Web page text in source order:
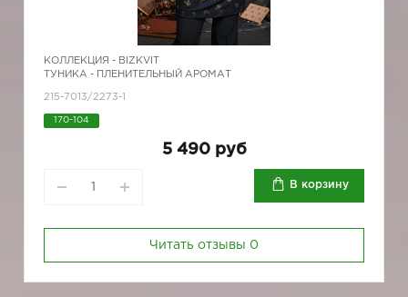
КОЛЛЕКЦИЯ - BIZKVIT
ТУНИКА - ПЛЕНИТЕЛЬНЫЙ АРОМАТ
215-7013/2273-1
170-104
5 490 руб
В корзину
Читать отзывы 0